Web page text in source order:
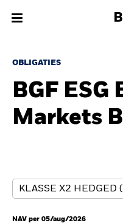
Over Ons
Producten
Thema's
Beleggingsinformatie
Particulieren
OBLIGATIES
BGF
Markets
NAV per 05/aug/2026